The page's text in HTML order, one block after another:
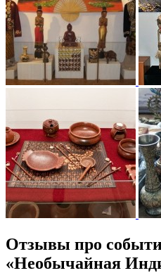
Отзывы про
«Необычайная